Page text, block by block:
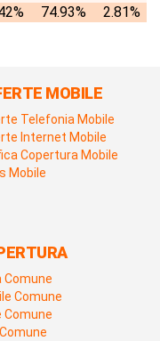
74.93% 2.81%
MOBILE
Telefonia Mobile
Internet Mobile
Copertura Mobile
Mobile
Comune
Comune
Comune